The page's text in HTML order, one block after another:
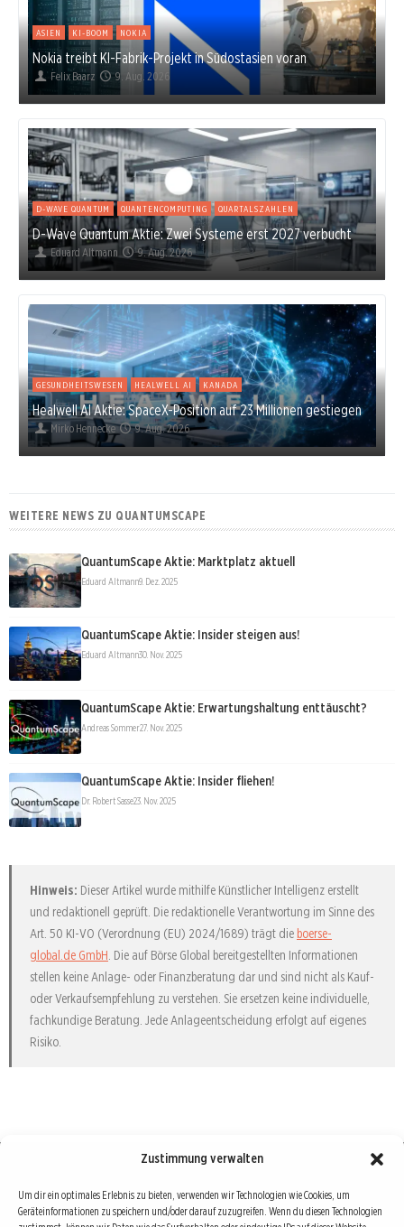
Zustimmung verwalten
Um dir ein optimales Erlebnis zu bieten, verwenden wir Technologien wie Cookies, um
Geräteinformationen zu speichern und/oder darauf zuzugreifen. Wenn du diesen Technologien
ASIEN KI-BOOM NOKIA
Nokia treibt KI-Fabrik-Projekt in Südostasien voran
Felix Baarz 9. Aug. 2026
D-WAVE QUANTUM QUANTENCOMPUTING QUARTALSZAHLEN
D-Wave Quantum Aktie: Zwei Systeme erst 2027 verbucht
Eduard Altmann 9. Aug. 2026
GESUNDHEITSWESEN HEALWELL AI KANADA
Healwell AI Aktie: SpaceX-Position auf 23 Millionen gestiegen
Mirko Hennecke 9. Aug. 2026
WEITERE NEWS ZU QUANTUMSCAPE
QuantumScape Aktie: Marktplatz aktuell
Eduard Altmann9. Dez. 2025
QuantumScape Aktie: Insider steigen aus!
Eduard Altmann30. Nov. 2025
QuantumScape Aktie: Erwartungshaltung enttäuscht?
Andreas Sommer27. Nov. 2025
QuantumScape Aktie: Insider fliehen!
Dr. Robert Sasse23. Nov. 2025
Hinweis: Dieser Artikel wurde mithilfe Künstlicher Intelligenz erstellt
und redaktionell geprüft. Die redaktionelle Verantwortung im Sinne des
Art. 50 KI-VO (Verordnung (EU) 2024/1689) trägt die boerse-
global.de GmbH . Die auf Börse Global bereitgestellten Informationen
stellen keine Anlage- oder Finanzberatung dar und sind nicht als Kauf-
oder Verkaufsempfehlung zu verstehen. Sie ersetzen keine individuelle,
fachkundige Beratung. Jede Anlageentscheidung erfolgt auf eigenes
Risiko.
Börse : lokal, international, global